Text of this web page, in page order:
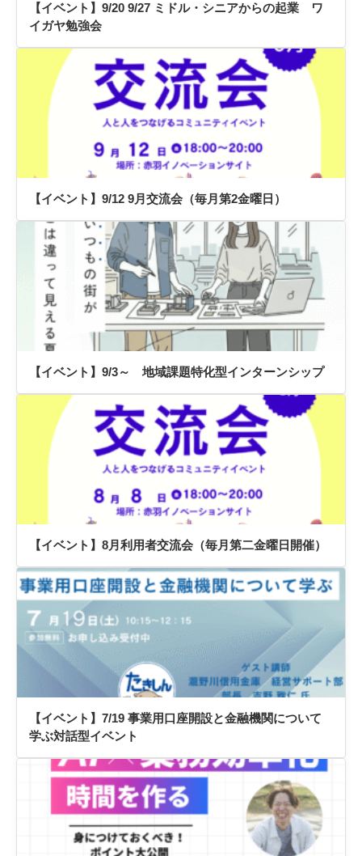
【イベント】9/20 9/27 ミドル・シニアからの起業 ワ
イガヤ勉強会
【イベント】9/12 9月交流会（毎月第2金曜日）
【イベント】9/3～ 地域課題特化型インターンシップ
【イベント】8月利用者交流会（毎月第二金曜日開催）
【イベント】7/19 事業用口座開設と金融機関について
学ぶ対話型イベント